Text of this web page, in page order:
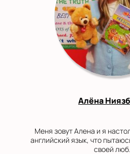
Алёна
Меня зовут Алена и я
английский язык, что
своей люб...